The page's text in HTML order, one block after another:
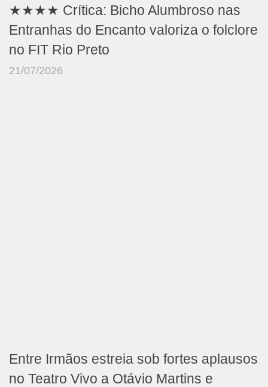
★★★★ Crítica: Bicho Alumbroso nas
Entranhas do Encanto valoriza o folclore
no FIT Rio Preto
21/07/2026
Entre Irmãos estreia sob fortes aplausos
no Teatro Vivo a Otávio Martins e